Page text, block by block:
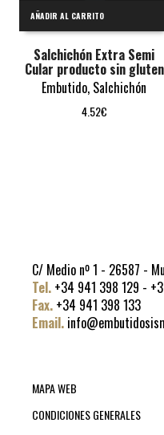
AÑADIR AL CARRITO
Salchichón Extra Semi
Cular producto sin gluten
Embutido, Salchichón
4.52€
C/ Medio nº 1 - 26587 -
Tel. +34 941 398 129 -
Fax. +34 941 398 133
Email.
MAPA WEB
CONDICIONES GENERALES